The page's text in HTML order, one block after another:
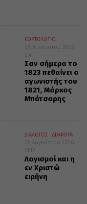
ΕΟΡΤΟΛΟΓΙΟ
09 Αυγούστου 2026
0:41
Σαν σήμερα το
1823 πεθαίνει ο
αγωνιστής του
1821, Μάρκος
Μπότσαρης
ΔΙΑΛΟΓΟΣ
ΔΙΑΦΟΡΑ
08 Αυγούστου 2026
21:12
Λογισμοί και η
εν Χριστώ
ειρήνη